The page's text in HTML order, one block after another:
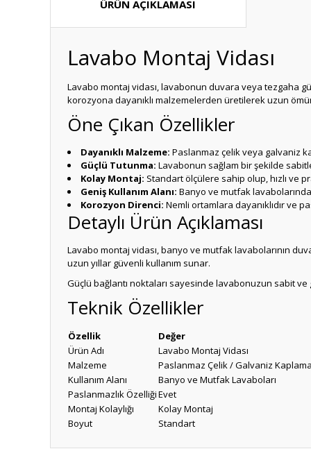
ÜRÜN AÇIKLAMASI
Lavabo Montaj Vidası
Lavabo montaj vidası, lavabonun duvara veya tezgaha
korozyona dayanıklı malzemelerden üretilerek uzun
Öne Çıkan Özellikler
Dayanıklı Malzeme: Paslanmaz çelik veya galvaniz
Güçlü Tutunma: Lavabonun sağlam bir şekilde
Kolay Montaj: Standart ölçülere sahip olup, hızlı ve
Geniş Kullanım Alanı: Banyo ve mutfak
Korozyon Direnci: Nemli ortamlara dayanıklıdır ve
Detaylı Ürün Açıklaması
Lavabo montaj vidası, banyo ve mutfak lavabolarının
uzun yıllar güvenli kullanım sunar.
Güçlü bağlantı noktaları sayesinde lavabonuzun sabit
Teknik Özellikler
Özellik
Değer
Ürün Adı
Lavabo Montaj Vidası
Malzeme
Paslanmaz Çelik / Galvaniz Kaplama
Kullanım Alanı
Banyo ve Mutfak Lavaboları
Paslanmazlık ÖzelliğiEvet
Montaj Kolaylığı
Kolay Montaj
Boyut
Standart